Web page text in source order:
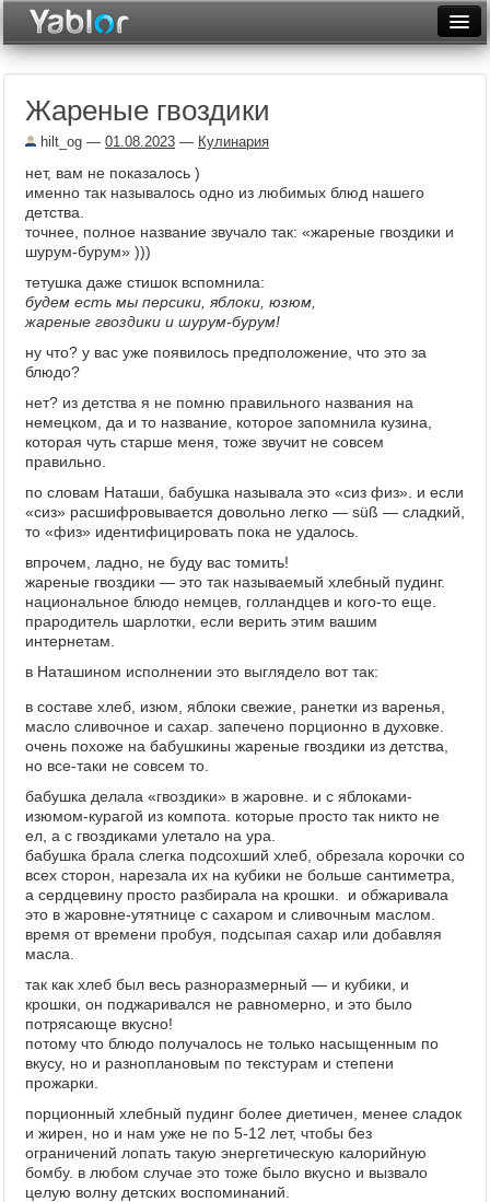
Неделя
Месяц
Рейтинги
Архив
Фототоп
Видеотоп
Жареные гвоздики
hilt_og — 01.08.2023 — Кулинария
нет, вам не показалось )
именно так называлось одно из любимых блюд нашего
детства.
точнее, полное название звучало так: «жареные гвоздики и
шурум-бурум» )))
тетушка даже стишок вспомнила:
будем есть мы персики, яблоки, юзюм,
жареные гвоздики и шурум-бурум!
ну что? у вас уже появилось предположение, что это за
блюдо?
нет? из детства я не помню правильного названия на
немецком, да и то название, которое запомнила кузина,
которая чуть старше меня, тоже звучит не совсем
правильно.
по словам Наташи, бабушка называла это «сиз физ». и если
«сиз» расшифровывается довольно легко — süß — сладкий,
то «физ» идентифицировать пока не удалось.
впрочем, ладно, не буду вас томить!
жареные гвоздики — это так называемый хлебный пудинг.
национальное блюдо немцев, голландцев и кого-то еще.
прародитель шарлотки, если верить этим вашим
интернетам.
в Наташином исполнении это выглядело вот так:
в составе хлеб, изюм, яблоки свежие, ранетки из варенья,
масло сливочное и сахар. запечено порционно в духовке.
очень похоже на бабушкины жареные гвоздики из детства,
но все-таки не совсем то.
бабушка делала «гвоздики» в жаровне. и с яблоками-
изюмом-курагой из компота. которые просто так никто не
ел, а с гвоздиками улетало на ура.
бабушка брала слегка подсохший хлеб, обрезала корочки со
всех сторон, нарезала их на кубики не больше сантиметра,
а сердцевину просто разбирала на крошки. и обжаривала
это в жаровне-утятнице с сахаром и сливочным маслом.
время от времени пробуя, подсыпая сахар или добавляя
масла.
так как хлеб был весь разноразмерный — и кубики, и
крошки, он поджаривался не равномерно, и это было
потрясающе вкусно!
потому что блюдо получалось не только насыщенным по
вкусу, но и разноплановым по текстурам и степени
прожарки.
порционный хлебный пудинг более диетичен, менее сладок
и жирен, но и нам уже не по 5-12 лет, чтобы без
ограничений лопать такую энергетическую калорийную
бомбу. в любом случае это тоже было вкусно и вызвало
целую волну детских воспоминаний.